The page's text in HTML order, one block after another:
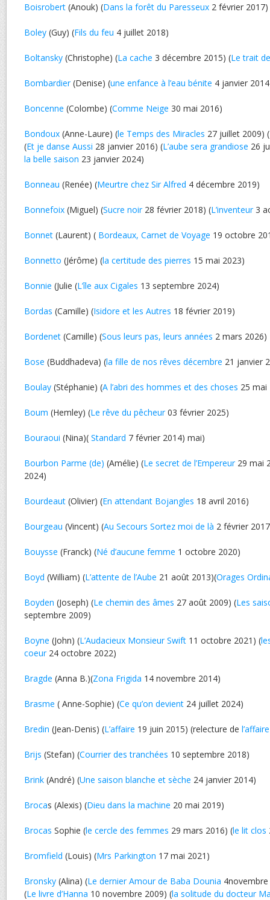
Boisrobert (Anouk) (Dans la forêt du Paresseux 2 février 2017)
Boley (Guy) (Fils du feu 4 juillet 2018)
Boltansky (Christophe) (La cache 3 décembre 2015) (Le trait
Bombardier(Denise) (une enfance à l’eau bénite 4 janvier
Boncenne (Colombe) (Comme Neige 30 mai 2016)
Bondoux (Anne-Laure) (le Temps des Miracles 27 juillet 2009) (
(Et je danse Aussi 28 janvier 2016) (L’aube sera grandiose 26
la belle saison 23 janvier 2024)
Bonneau (Renée) (Meurtre chez Sir Alfred 4 décembre 2019)
Bonnefoix (Miguel) (Sucre noir28 février 2018) (L’inventeur3
Bonnet (Laurent) ( Bordeaux, Carnet de Voyage 19 octobre
Bonnetto (Jérôme) (la certitude des pierres 15 mai 2023)
Bonnie (Julie (L’île aux Cigales 13 septembre 2024)
Bordas (Camille) (Isidore et les Autres 18 février 2019)
Bordenet (Camille) (Sous leurs pas, leurs années 2 mars 2026)
Bose (Buddhadeva) (la fille de nos rêves décembre 21 janvier
Boulay (Stéphanie) (A l’abri des hommes et des choses 25 mai
Boum (Hemley) (Le rêve du pêcheur03 février 2025)
Bouraoui (Nina)( Standard 7 février 2014) mai)
Bourbon Parme (de) (Amélie) (Le secret de l’Empereur 29 mai
2024)
Bourdeaut (Olivier) (En attendant Bojangles 18 avril 2016)
Bourgeau (Vincent) (Au Secours Sortez moi de là 2 février
Bouysse (Franck) (Né d’aucune femme 1 octobre 2020)
Boyd (William) (L’attente de l’Aube 21 août 2013)(Orages
Boyden (Joseph) (Le chemin des âmes 27 août 2009) (Les
septembre 2009)
Boyne (John) (L’Audacieux Monsieur Swift 11 octobre 2021) (
coeur24 octobre 2022)
Bragde (Anna B.)(Zona Frigida 14 novembre 2014)
Brasme ( Anne-Sophie) (Ce qu’on devient 24 juillet 2024)
Bredin (Jean-Denis) (L’affaire 19 juin 2015) (relecture de l’affaire
Brijs (Stefan) (Courrier des tranchées 10 septembre 2018)
Brink (André) (Une saison blanche et sèche 24 janvier 2014)
Brocas (Alexis) (Dieu dans la machine 20 mai 2019)
Brocas Sophie (le cercle des femmes 29 mars 2016) (le lit clos
Bromfield (Louis) (Mrs Parkington 17 mai 2021)
Bronsky (Alina) (Le dernier Amour de Baba Dounia
(Le livre d’Hanna 10 novembre 2009) (la solitude du docteur